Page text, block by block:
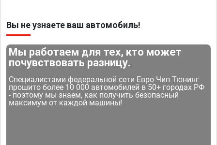
Вы не узнаете ваш автомобиль!
Мы работаем для тех, кто может
почувствовать разницу.
Специалистами федеральной сети Евро Чип Тюнинг
прошито более 10 000 автомобилей в 50+ городах РФ
- поэтому мы знаем, как получить безопасный
максимум от каждой машины!